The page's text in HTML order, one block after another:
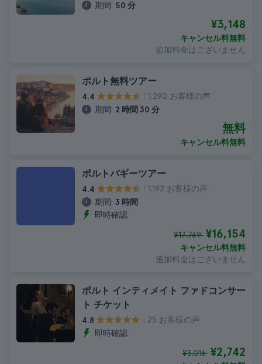
期間: 50 分
¥3,148
キャンセル料無料
追加料金はございません
ポルト無料ツアー
4.4
1.290 お客様の声
期間: 2 時間 30 分
無料
キャンセル料無料
ポルトバギーツアー
4.4
1.192 お客様の声
期間: 3 時間
即時確認
¥17,769 ¥16,154
キャンセル料無料
追加料金はございません
ポルト インティメイト ファドコンサー
ト チケット
4.8
25 お客様の声
即時確認
¥3,016 ¥2,742